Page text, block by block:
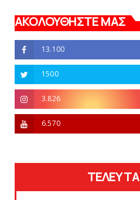
ΑΚΟΛΟΥΘΗΣΤΕ ΜΑΣ
13.100
1500
3.826
6.570